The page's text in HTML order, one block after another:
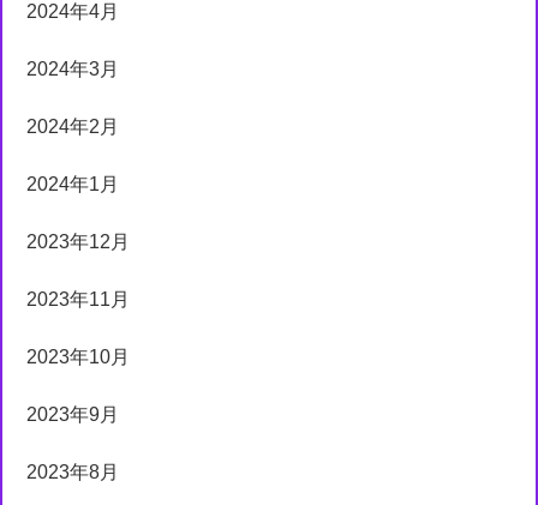
2024年4月
2024年3月
2024年2月
2024年1月
2023年12月
2023年11月
2023年10月
2023年9月
2023年8月